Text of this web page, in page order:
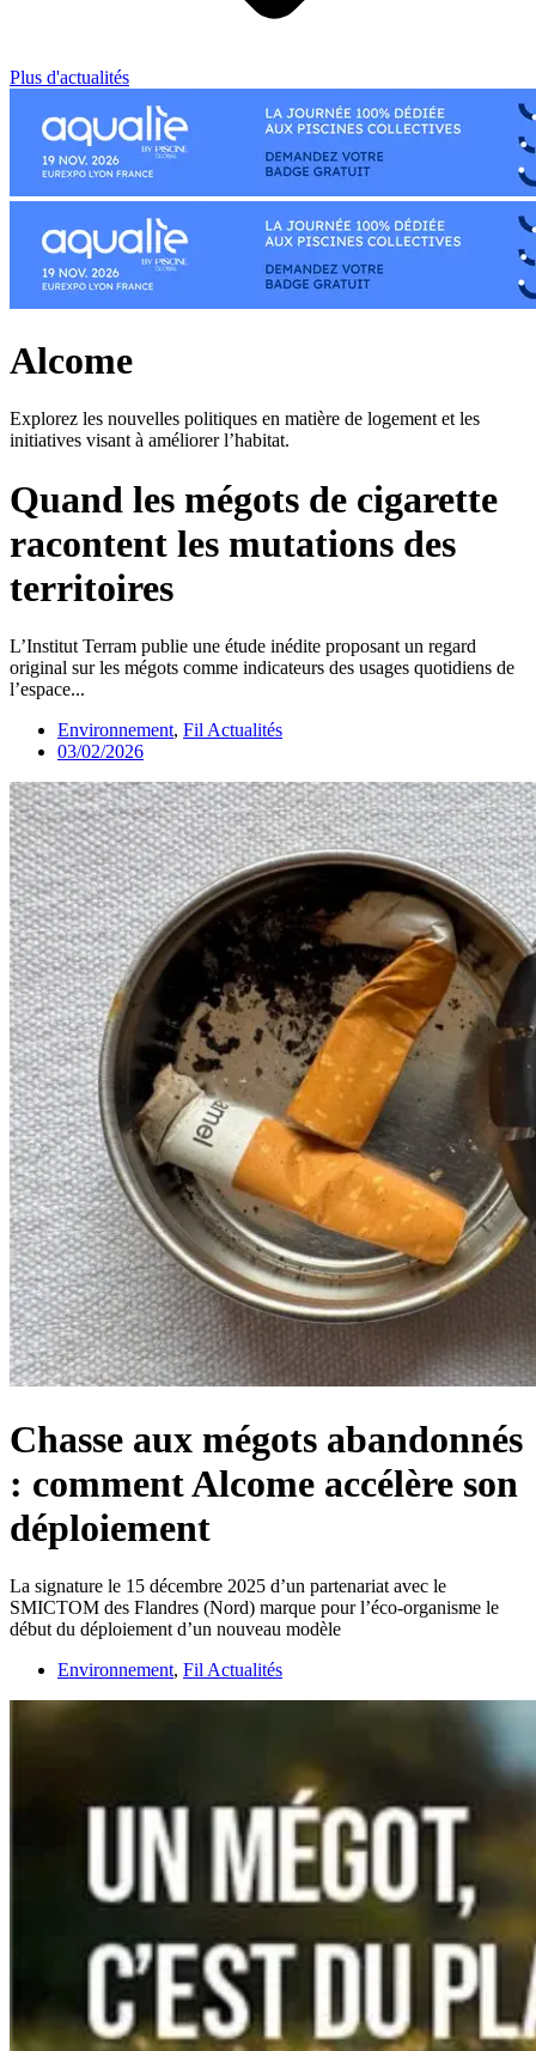
Plus d'actualités
Alcome
Explorez les nouvelles politiques en matière de logement et les
initiatives visant à améliorer l’habitat.
Quand les mégots de cigarette
racontent les mutations des
territoires
L’Institut Terram publie une étude inédite proposant un regard
original sur les mégots comme indicateurs des usages quotidiens de
l’espace...
Environnement, Fil Actualités
03/02/2026
Chasse aux mégots abandonnés
: comment Alcome accélère son
déploiement
La signature le 15 décembre 2025 d’un partenariat avec le
SMICTOM des Flandres (Nord) marque pour l’éco-organisme le
début du déploiement d’un nouveau modèle
Environnement, Fil Actualités